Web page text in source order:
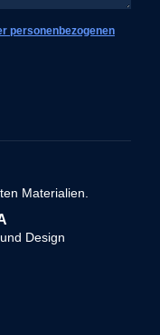
personenbezogenen
Materialien.
Design